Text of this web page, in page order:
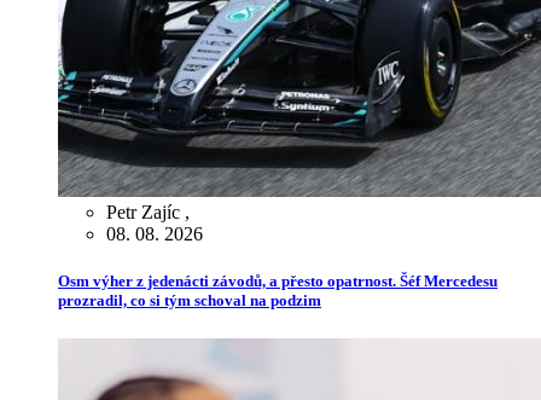
Petr Zajíc ,
08. 08. 2026
Osm výher z jedenácti závodů, a přesto opatrnost. Šéf Mercedesu
prozradil, co si tým schoval na podzim